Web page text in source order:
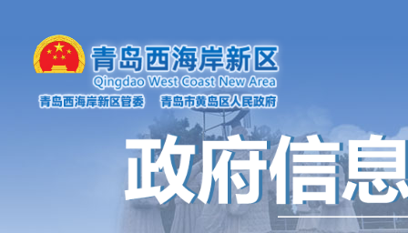
教育体育
医疗健康
稳岗就业
人事人才